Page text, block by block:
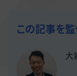
この記事を
大